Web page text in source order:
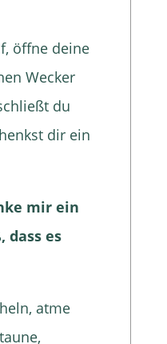
öffne deine
Wecker
du
dir ein
mir ein
dass es
atme